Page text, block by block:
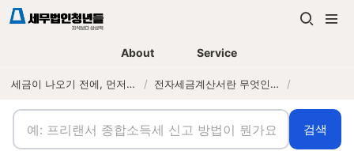
About Service
세금이 나오기 전에, 먼저 연락하는 세무법인 / 전자세금계산서란 무엇인가? /
검색